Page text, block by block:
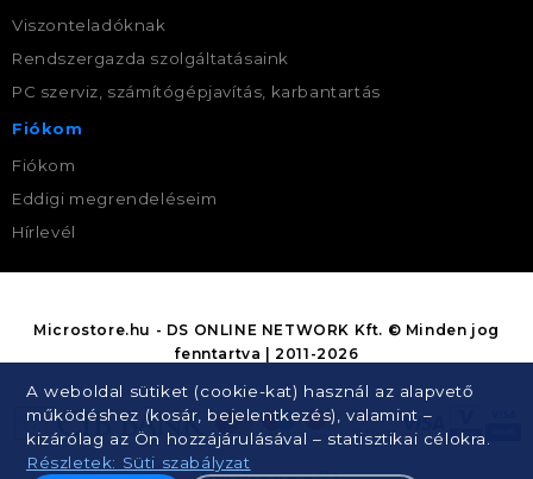
Viszonteladóknak
Rendszergazda szolgáltatásaink
PC szerviz, számítógépjavítás, karbantartás
Fiókom
Fiókom
Eddigi megrendeléseim
Hírlevél
A weboldal sütiket (cookie-kat) használ az alapvető
működéshez (kosár, bejelentkezés), valamint –
kizárólag az Ön hozzájárulásával – statisztikai célokra.
Részletek: Süti szabályzat
Microstore.hu - DS ONLINE NETWORK Kft. © Minden jog
fenntartva | 2011-2026